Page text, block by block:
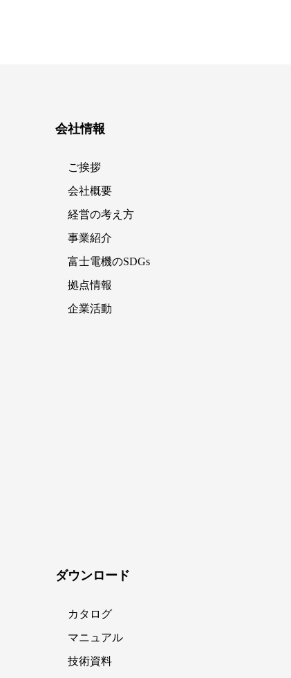
会社情報
ご挨拶
会社概要
経営の考え方
事業紹介
富士電機のSDGs
拠点情報
企業活動
ダウンロード
カタログ
マニュアル
技術資料